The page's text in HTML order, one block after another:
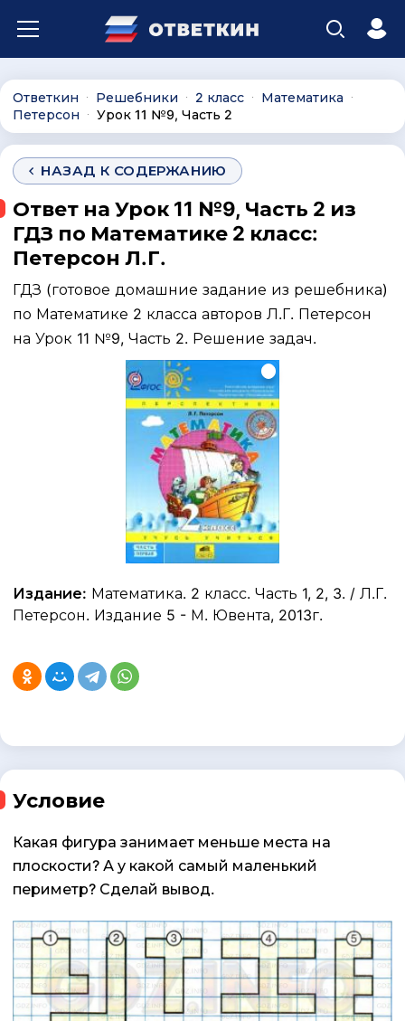
Ответкин ∙ Решебники ∙ 2 класс ∙ Математика ∙
Петерсон ∙ Урок 11 №9, Часть 2
НАЗАД К СОДЕРЖАНИЮ
Ответ на Урок 11 №9, Часть 2 из
ГДЗ по Математике 2 класс:
Петерсон Л.Г.
ГДЗ (готовое домашние задание из решебника)
по Математике 2 класса авторов Л.Г. Петерсон
на Урок 11 №9, Часть 2. Решение задач.
Издание: Математика. 2 класс. Часть 1, 2, 3. / Л.Г.
Петерсон. Издание 5 - М. Ювента, 2013г.
Условие
Какая фигура занимает меньше места на
плоскости? А у какой самый маленький
периметр? Сделай вывод.